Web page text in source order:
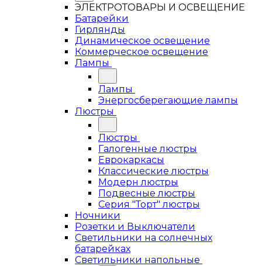
ЭЛЕКТРОТОВАРЫ И ОСВЕЩЕНИЕ
Батарейки
Гирлянды
Динамическое освещение
Коммерческое освещение
Лампы
Лампы
Энергосберегающие лампы
Люстры
Люстры
Галогенные люстры
Еврокаркасы
Классические люстры
Модерн люстры
Подвесные люстры
Серия "Торт" люстры
Ночники
Розетки и Выключатели
Светильники на солнечных
батарейках
Светильники напольные